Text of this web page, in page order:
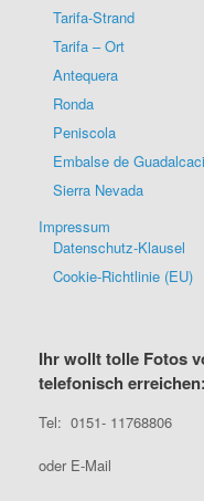
Tarifa-Strand
Tarifa – Ort
Antequera
Ronda
Peniscola
Embalse de
Sierra Nevada
Impressum
Datenschutz-Klausel
Cookie-Richtlinie (EU)
Ihr wollt tolle Fotos
telefonisch erreichen:
Tel: 0151- 11768806
oder E-Mail